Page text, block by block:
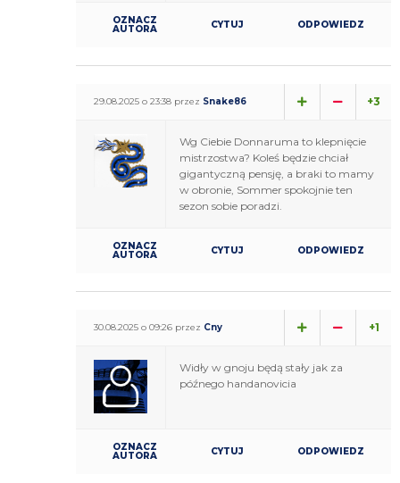
OZNACZ
AUTORA CYTUJ ODPOWIEDZ
29.08.2025 o 23:38 przez Snake86 +3
Wg Ciebie Donnaruma to klepnięcie
mistrzostwa? Koleś będzie chciał
gigantyczną pensję, a braki to mamy
w obronie, Sommer spokojnie ten
sezon sobie poradzi.
OZNACZ
AUTORA CYTUJ ODPOWIEDZ
30.08.2025 o 09:26 przez Cny +1
Widły w gnoju będą stały jak za
późnego handanovicia
OZNACZ
AUTORA CYTUJ ODPOWIEDZ